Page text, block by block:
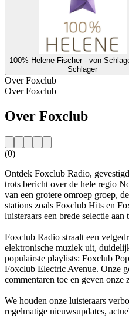
100% Helene Fischer - von
Schlager
Over Foxclub
Over Foxclub
Over Foxclub
(0)
Ontdek Foxclub Radio,
trots bericht over de hele regio
van een grotere omroep groep,
stations zoals Foxclub Hits en
luisteraars een brede selectie aan
Foxclub Radio straalt een
elektronische muziek uit,
populairste playlists: Foxclub
Foxclub Electric Avenue. Onze
commentaren toe en geven onze
We houden onze luisteraars
regelmatige nieuwsupdates,